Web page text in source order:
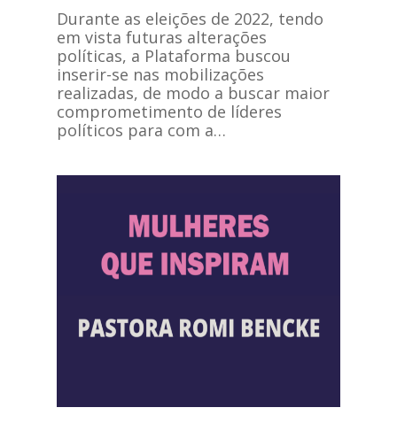
Durante as eleições de 2022, tendo
em vista futuras alterações
políticas, a Plataforma buscou
inserir-se nas mobilizações
realizadas, de modo a buscar maior
comprometimento de líderes
políticos para com a…